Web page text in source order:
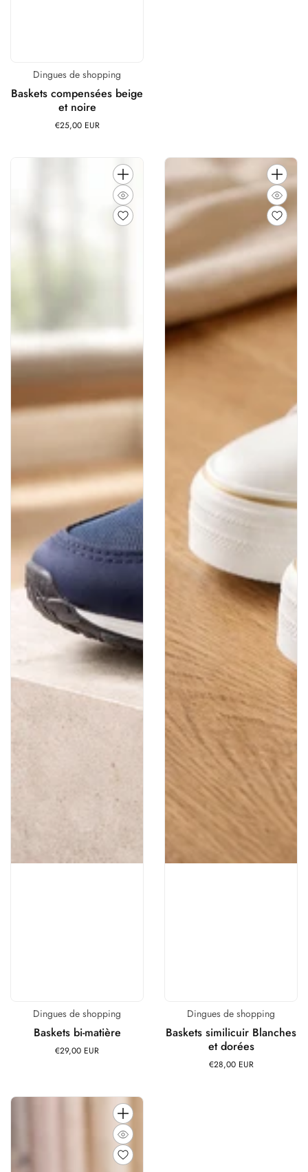
Distributeur :
Dingues de shopping
Baskets compensées beige
et noire
Prix
€25,00 EUR
Distributeur :
Dingues de shopping
Baskets bi-matière
Prix
€29,00 EUR
Distributeur :
Dingues de shopping
Baskets similicuir Blanches
et dorées
Prix
€28,00 EUR